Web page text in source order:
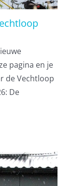
pagina en je
de Vechtloop
De